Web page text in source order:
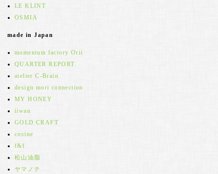
LE KLINT
OSMIA
made in Japan
momentum factory Orii
QUARTER REPORT
atelier C-Brain
design mori connection
MY HONEY
iiwan
GOLD CRAFT
cosine
f&f
松山油脂
ヤマノテ